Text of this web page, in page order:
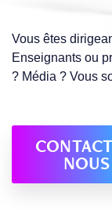
Vous êtes
Enseignants ou
? Média ? Vous
NOUS